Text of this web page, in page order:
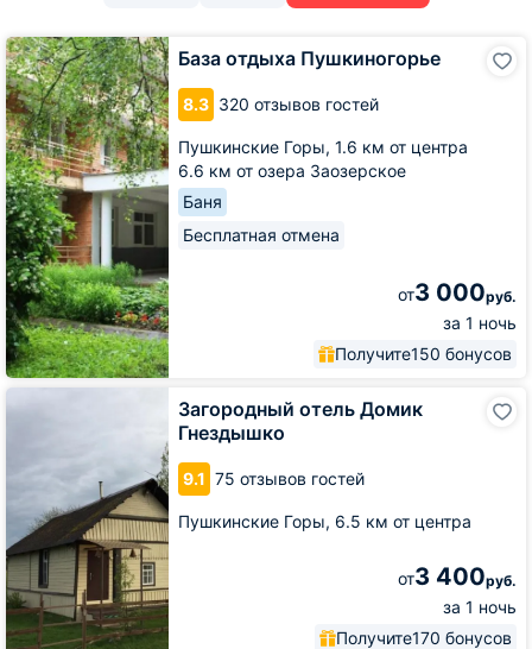
База отдыха Пушкиногорье
8.3 320 отзывов гостей
Пушкинские Горы, 1.6 км от центра
6.6 км от озера Заозерское
Баня
Бесплатная отмена
от3 000руб.
за 1 ночь
Получите150 бонусов
База
отдыха
Пушкиногорье
Загородный отель Домик
Гнездышко
9.1 75 отзывов гостей
Пушкинские Горы, 6.5 км от центра
от3 400руб.
за 1 ночь
Получите170 бонусов
Загородный